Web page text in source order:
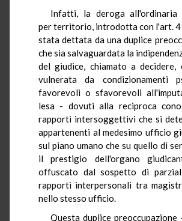
Infatti, la deroga all'ordinaria
per territorio, introdotta con l'art.
stata dettata da una duplice
che sia salvaguardata la
del giudice, chiamato a decidere,
vulnerata da condizionamenti
favorevoli o sfavorevoli
lesa - dovuti alla reciproca
rapporti intersoggettivi che si
appartenenti al medesimo ufficio
sul piano umano che su quello di
il prestigio dell'organo
offuscato dal sospetto di
rapporti interpersonali tra
nello stesso ufficio.
Questa duplice preoccupazione